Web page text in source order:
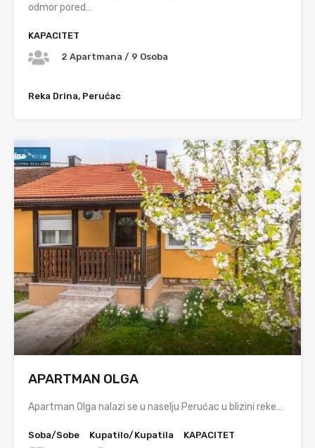
odmor pored…
KAPACITET
2 Apartmana / 9 Osoba
Reka Drina, Perućac
APARTMAN OLGA
Apartman Olga nalazi se u naselju Perućac u blizini reke…
Soba/Sobe
Kupatilo/Kupatila
KAPACITET